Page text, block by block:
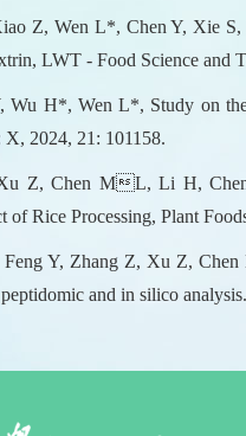
Z, Wen L*, Chen Y, Xie
LWT - Food Science and
H*, Wen L*, Study on
2024, 21: 101158.
Z, Chen ML, Li H,
of Rice Processing, Plant
Y, Zhang Z, Xu Z,
and in silico